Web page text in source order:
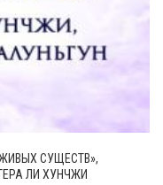
СУЩЕСТВ»,
ЛИ ХУНЧЖИ